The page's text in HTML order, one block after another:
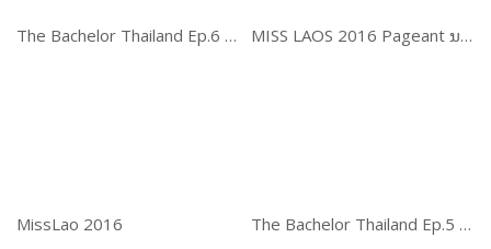
The Bachelor Thailand Ep.6 ศึกรักสละโสด MISS LAOS 2016 Pageant ນາງສາວລາວ
MissLao 2016 The Bachelor Thailand Ep.5 ศึกรักสละโสด